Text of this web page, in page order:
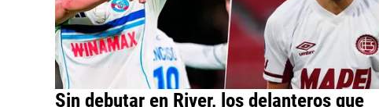
Sin debutar en River, los delanteros que